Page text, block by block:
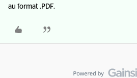
au format .PDF.